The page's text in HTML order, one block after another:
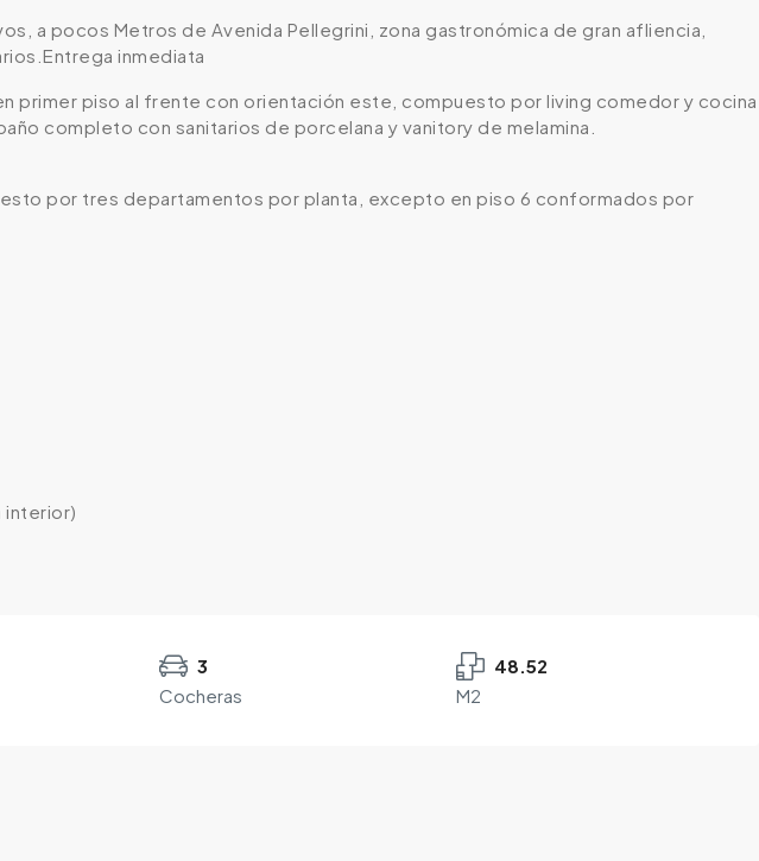
a pocos Metros de Avenida Pellegrini, zona gastronómica de gran afliencia,
inmediata
primer piso al frente con orientación este, compuesto por living comedor y cocina
completo con sanitarios de porcelana y vanitory de melamina.
por tres departamentos por planta, excepto en piso 6 conformados por
interior)
3
Cocheras
48.52
M2